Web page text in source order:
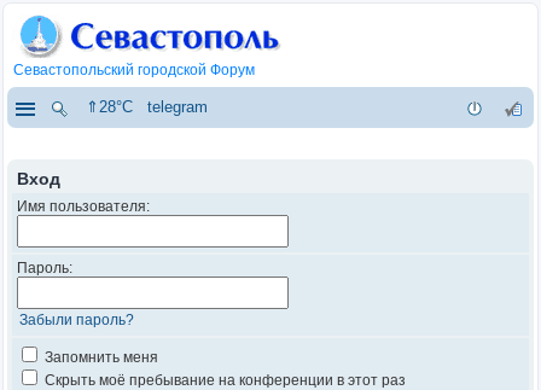
Севастопольский городской Форум
⇑28°C telegram
Вход
Имя пользователя:
Пароль:
Забыли пароль?
Запомнить меня
Скрыть моё пребывание на конференции в этот раз